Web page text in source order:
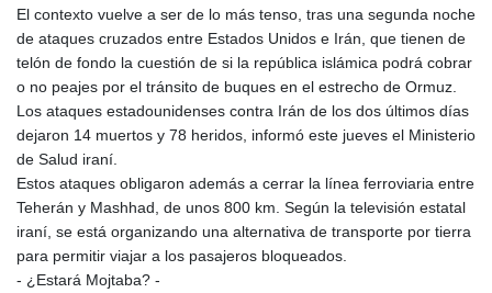
HNL 30.884989
HRK 7.534375
HTG 150.666939
HUF 363.033032
IDR 20546.50216
ILS 3.468101
INR 110.072122
IQD 1509.468404
IRR 1589307.85432
ISK 142.587462
El contexto vuelve a ser de lo más tenso, tras una segunda noche
de ataques cruzados entre Estados Unidos e Irán, que tienen de
telón de fondo la cuestión de si la república islámica podrá cobrar
o no peajes por el tránsito de buques en el estrecho de Ormuz.
Los ataques estadounidenses contra Irán de los dos últimos días
dejaron 14 muertos y 78 heridos, informó este jueves el Ministerio
de Salud iraní.
Estos ataques obligaron además a cerrar la línea ferroviaria entre
Teherán y Mashhad, de unos 800 km. Según la televisión estatal
iraní, se está organizando una alternativa de transporte por tierra
para permitir viajar a los pasajeros bloqueados.
- ¿Estará Mojtaba? -